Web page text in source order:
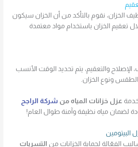
الخزان، نقوم بالتأكد من أن الخزان سيكون
تعقيم الخزان باستخدام مواد معتمدة
الإصلاح والتعقيم، يتم تحديد الوقت الأنسب
ونوع الخزان.
عزل خزانات المياه من شركة الراجح
لضمان مياه نظيفة وآمنة طوال العام!
البيتومين
الفعّالة لحماية الخزانات من التسربات